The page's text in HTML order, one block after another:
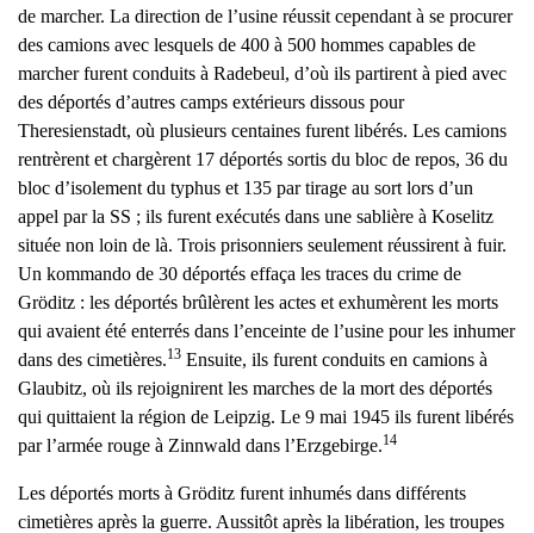
de marcher. La direction de l’usine réussit cependant à se procurer
des camions avec lesquels de 400 à 500 hommes capables de
marcher furent conduits à Radebeul, d’où ils partirent à pied avec
des déportés d’autres camps extérieurs dissous pour
Theresienstadt, où plusieurs centaines furent libérés. Les camions
rentrèrent et chargèrent 17 déportés sortis du bloc de repos, 36 du
bloc d’isolement du typhus et 135 par tirage au sort lors d’un
appel par la SS ; ils furent exécutés dans une sablière à Koselitz
située non loin de là. Trois prisonniers seulement réussirent à fuir.
Un kommando de 30 déportés effaça les traces du crime de
Gröditz : les déportés brûlèrent les actes et exhumèrent les morts
qui avaient été enterrés dans l’enceinte de l’usine pour les inhumer
dans des cimetières.13 Ensuite, ils furent conduits en camions à
Glaubitz, où ils rejoignirent les marches de la mort des déportés
qui quittaient la région de Leipzig. Le 9 mai 1945 ils furent libérés
par l’armée rouge à Zinnwald dans l’Erzgebirge.14
Les déportés morts à Gröditz furent inhumés dans différents
cimetières après la guerre. Aussitôt après la libération, les troupes